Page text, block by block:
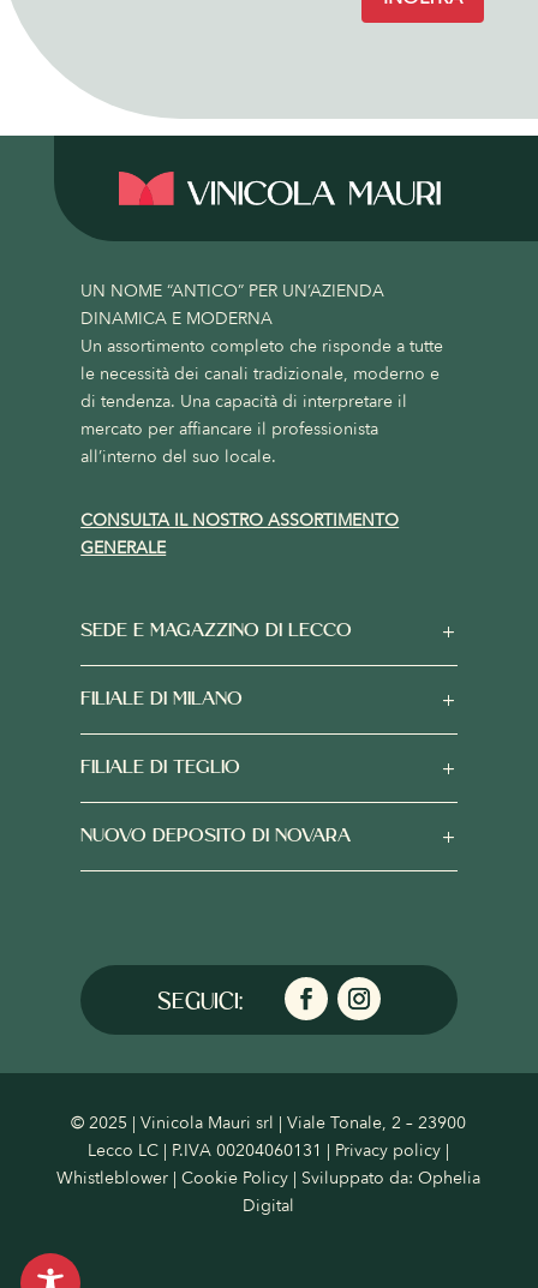
UN NOME “ANTICO” PER UN’AZIENDA
DINAMICA E MODERNA
Un assortimento completo che risponde a tutte
le necessità dei canali tradizionale, moderno e
di tendenza. Una capacità di interpretare il
mercato per affiancare il professionista
all’interno del suo locale.
CONSULTA IL NOSTRO ASSORTIMENTO
GENERALE
SEDE E MAGAZZINO DI LECCO
FILIALE DI MILANO
FILIALE DI TEGLIO
NUOVO DEPOSITO DI NOVARA
© 2025 | Vinicola Mauri srl | Viale Tonale, 2 – 23900
Lecco LC | P.IVA 00204060131 | Privacy policy |
Whistleblower |Cookie Policy | Sviluppato da:Ophelia
Digital